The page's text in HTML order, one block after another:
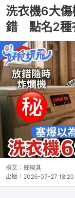
洗衣機6大
錯 點名2種
撰文： 蘇琬淇
出版： 2026-07-27 18:20